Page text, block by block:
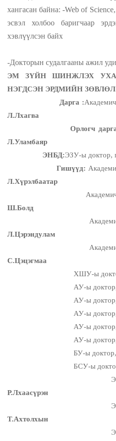
хангасан байна: -Web of
эсвэл холбоо баригчаар
хэвлүүлсэн байх
-Докторын судалгааны ажил
ЭМ ЗҮЙН ШИНЖЛЭХ
НЭГДСЭН ЭРДМИЙН ЗӨВЛӨЛ
Дарга :
Л.Лхагва
Орлогч
Л.Уламбаяр
ЭНБД:ЭЗУ-ы доктор,
Гишүүд:
Л.Хүрэлбаатар
Академич, АШУ-ы
Ш.Болд
Академич, ЭЗУ-ы
Л.Цэрэндулам
Академич, ЭЗУ-ы
С.Цэцэгмаа
ХШУ-ы доктор,
АУ-ы доктор,
АУ-ы доктор,
АУ-ы доктор, дэд
АУ-ы доктор,
АУ-ы доктор,
БУ-ы доктор, дэд
БСУ-ы доктор, дэд
ЭЗУ-ы доктор,
Р.Лхаасүрэн
ЭЗУ-ы доктор,
Т.Ахтолхын
ЭЗУ-ы доктор,